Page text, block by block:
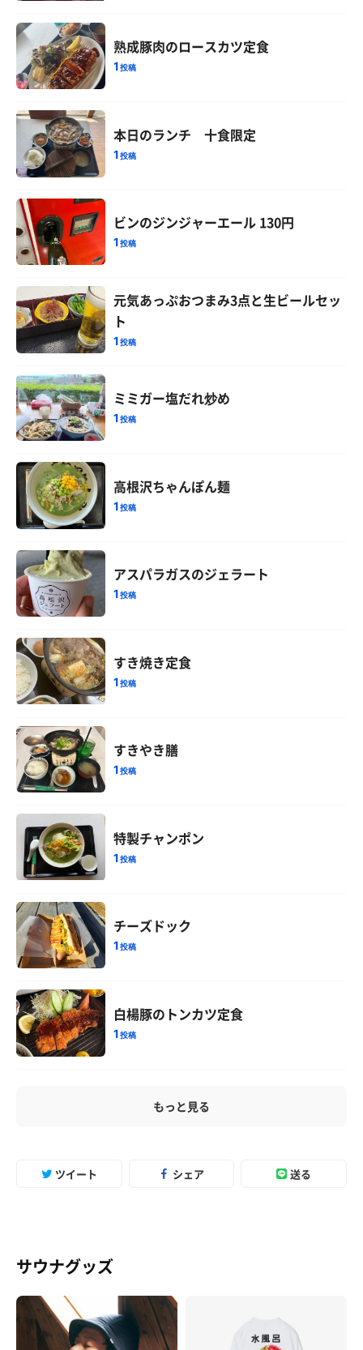
熟成豚肉のロースカツ定食
1投稿
本日のランチ 十食限定
1投稿
ビンのジンジャーエール 130円
1投稿
元気あっぷおつまみ3点と生ビールセッ
ト
1投稿
ミミガー塩だれ炒め
1投稿
高根沢ちゃんぽん麺
1投稿
アスパラガスのジェラート
1投稿
すき焼き定食
1投稿
すきやき膳
1投稿
特製チャンポン
1投稿
チーズドック
1投稿
白楊豚のトンカツ定食
1投稿
もっと見る
ツイート シェア 送る
サウナグッズ